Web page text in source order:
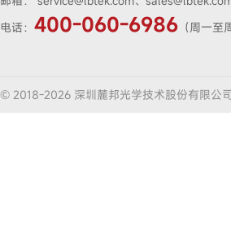
电话： 400-060-6986 （周一
© 2018-2026 深圳麓邦光学技术股份有限公